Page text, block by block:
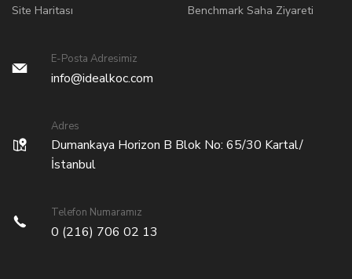
Site Haritası
Benchmark Saha Ziyareti
E-Posta Adresimiz
info@idealkoc.com
Adres
Dumankaya Horizon B Blok No: 65/30 Kartal/
İstanbul
Telefon Numaramız
0 (216) 706 02 13